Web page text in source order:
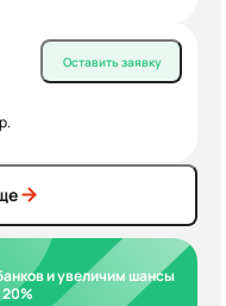
Оставить заявку
и увеличим шансы